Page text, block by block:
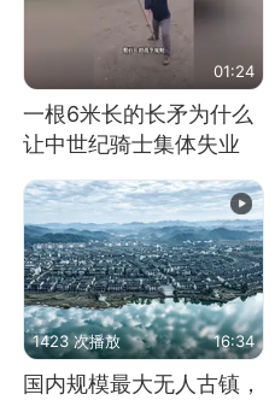
01:24
一根6米长的长矛为什么
让中世纪骑士集体失业
1423 次播放 16:34
国内规模最大无人古镇，